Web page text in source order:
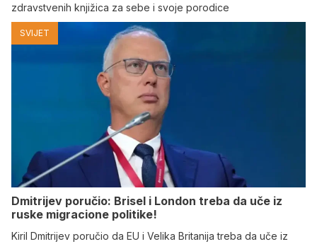
zdravstvenih knjižica za sebe i svoje porodice
SVIJET
Dmitrijev poručio: Brisel i London treba da uče iz
ruske migracione politike!
Kiril Dmitrijev poručio da EU i Velika Britanija treba da uče iz